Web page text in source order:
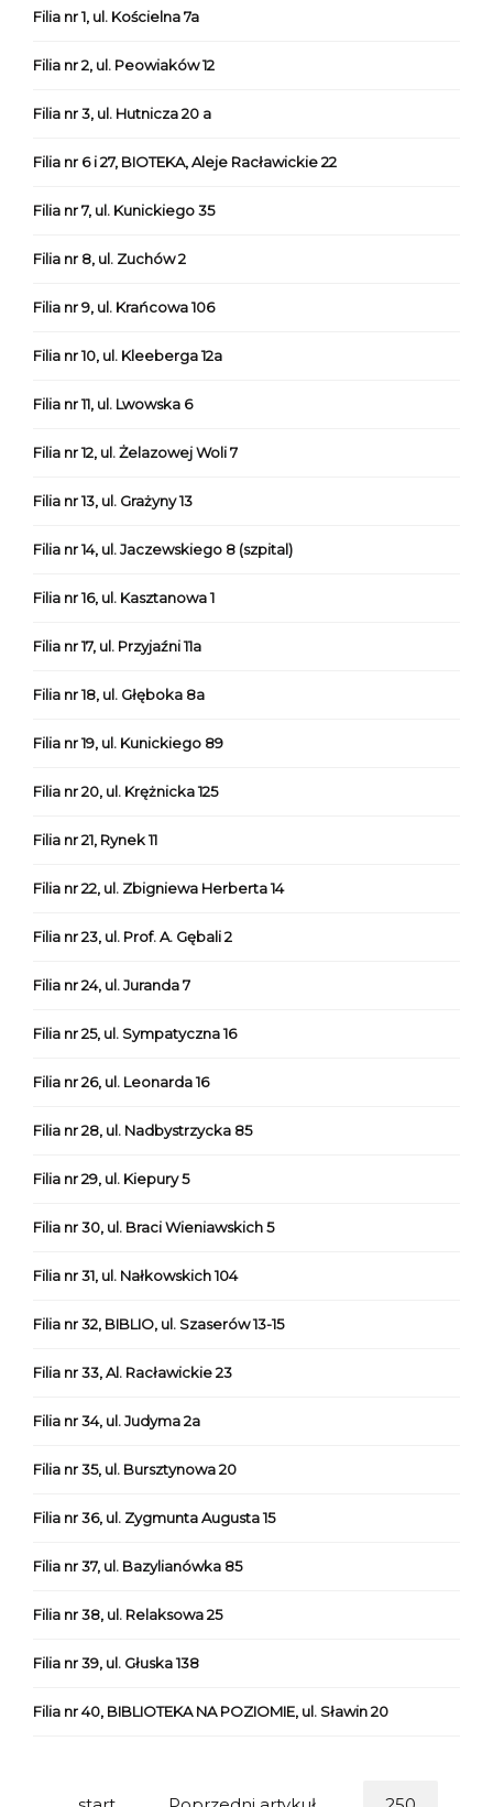
Filia nr 1, ul. Kościelna 7a
Filia nr 2, ul. Peowiaków 12
Filia nr 3, ul. Hutnicza 20 a
Filia nr 6 i 27, BIOTEKA, Aleje Racławickie 22
Filia nr 7, ul. Kunickiego 35
Filia nr 8, ul. Zuchów 2
Filia nr 9, ul. Krańcowa 106
Filia nr 10, ul. Kleeberga 12a
Filia nr 11, ul. Lwowska 6
Filia nr 12, ul. Żelazowej Woli 7
Filia nr 13, ul. Grażyny 13
Filia nr 14, ul. Jaczewskiego 8 (szpital)
Filia nr 16, ul. Kasztanowa 1
Filia nr 17, ul. Przyjaźni 11a
Filia nr 18, ul. Głęboka 8a
Filia nr 19, ul. Kunickiego 89
Filia nr 20, ul. Krężnicka 125
Filia nr 21, Rynek 11
Filia nr 22, ul. Zbigniewa Herberta 14
Filia nr 23, ul. Prof. A. Gębali 2
Filia nr 24, ul. Juranda 7
Filia nr 25, ul. Sympatyczna 16
Filia nr 26, ul. Leonarda 16
Filia nr 28, ul. Nadbystrzycka 85
Filia nr 29, ul. Kiepury 5
Filia nr 30, ul. Braci Wieniawskich 5
Filia nr 31, ul. Nałkowskich 104
Filia nr 32, BIBLIO, ul. Szaserów 13-15
Filia nr 33, Al. Racławickie 23
Filia nr 34, ul. Judyma 2a
Filia nr 35, ul. Bursztynowa 20
Filia nr 36, ul. Zygmunta Augusta 15
Filia nr 37, ul. Bazylianówka 85
Filia nr 38, ul. Relaksowa 25
Filia nr 39, ul. Głuska 138
Filia nr 40, BIBLIOTEKA NA POZIOMIE, ul. Sławin 20